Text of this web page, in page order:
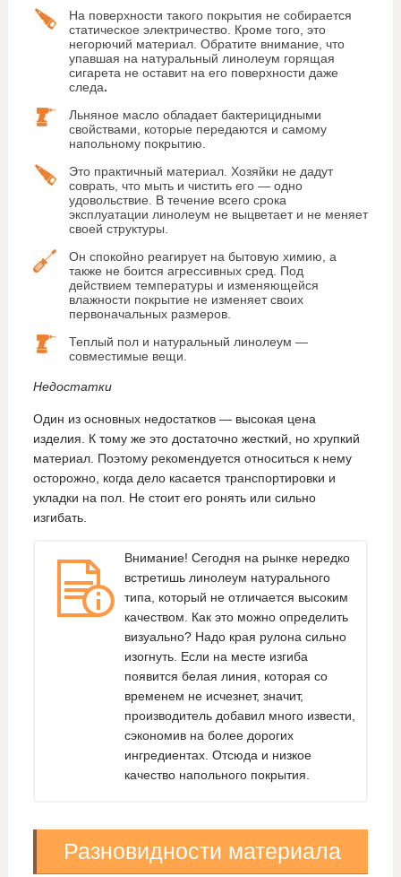
На поверхности такого покрытия не собирается
статическое электричество. Кроме того, это
негорючий материал. Обратите внимание, что
упавшая на натуральный линолеум горящая
сигарета не оставит на его поверхности даже
следа.
Льняное масло обладает бактерицидными
свойствами, которые передаются и самому
напольному покрытию.
Это практичный материал. Хозяйки не дадут
соврать, что мыть и чистить его — одно
удовольствие. В течение всего срока
эксплуатации линолеум не выцветает и не меняет
своей структуры.
Он спокойно реагирует на бытовую химию, а
также не боится агрессивных сред. Под
действием температуры и изменяющейся
влажности покрытие не изменяет своих
первоначальных размеров.
Теплый пол и натуральный линолеум —
совместимые вещи.
Недостатки
Один из основных недостатков — высокая цена
изделия. К тому же это достаточно жесткий, но хрупкий
материал. Поэтому рекомендуется относиться к нему
осторожно, когда дело касается транспортировки и
укладки на пол. Не стоит его ронять или сильно
изгибать.
Внимание! Сегодня на рынке нередко
встретишь линолеум натурального
типа, который не отличается высоким
качеством. Как это можно определить
визуально? Надо края рулона сильно
изогнуть. Если на месте изгиба
появится белая линия, которая со
временем не исчезнет, значит,
производитель добавил много извести,
сэкономив на более дорогих
ингредиентах. Отсюда и низкое
качество напольного покрытия.
Разновидности материала